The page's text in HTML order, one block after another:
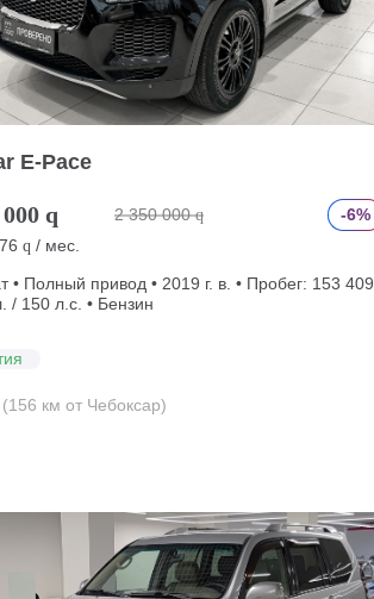
E-Pace
q 2 350 000 q
-6%
q / мес.
• Полный привод • 2019 г. в. • Пробег: 153 409
/ 150 л.с. • Бензин
(156 км от Чебоксар)